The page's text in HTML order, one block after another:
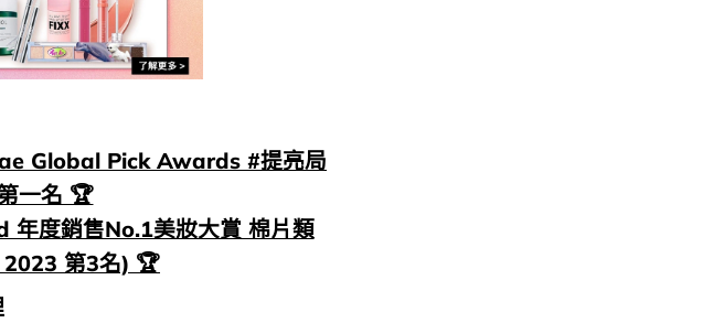
Global Pick Awards #提亮局
一名 🏆
度銷售No.1美妝大賞 棉片類
第3名) 🏆